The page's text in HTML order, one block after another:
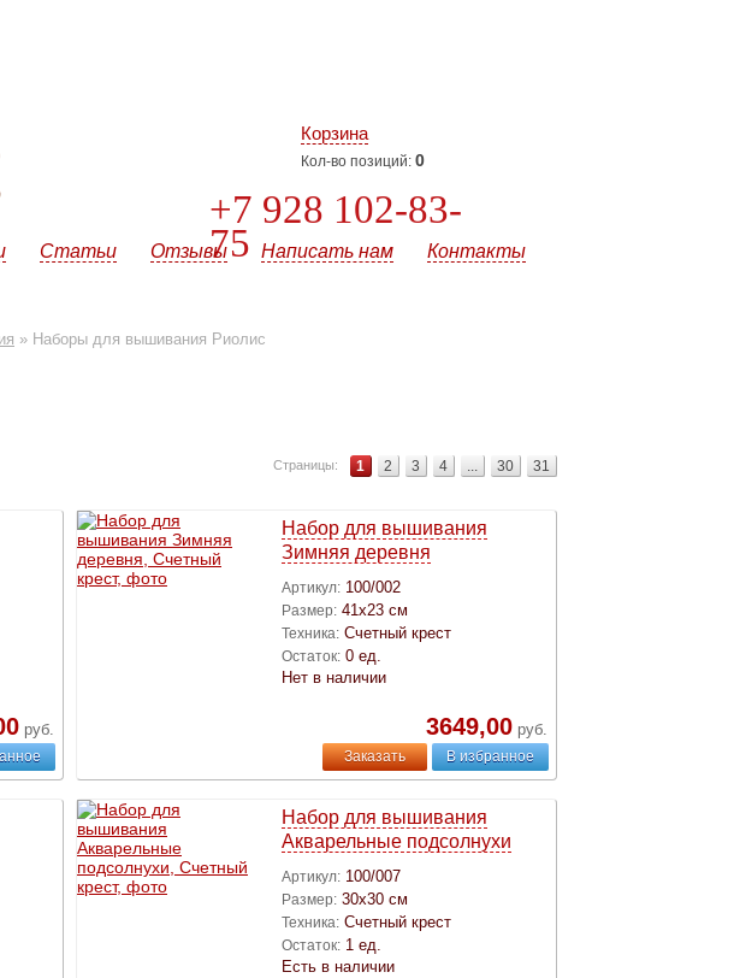
Корзина
Кол-во позиций: 0
+7 928 102-83-
75
Статьи Отзывы Написать нам Контакты
» Наборы для вышивания Риолис
Страницы: 1 2 3 4 ... 30 31
руб.
Набор для вышивания
Зимняя деревня
Артикул: 100/002
Размер: 41х23 см
Техника: Счетный крест
Остаток: 0 ед.
Нет в наличии
3649,00 руб.
Заказать В избранное
Набор для вышивания
Акварельные подсолнухи
Артикул: 100/007
Размер: 30х30 см
Техника: Счетный крест
Остаток: 1 ед.
Есть в наличии